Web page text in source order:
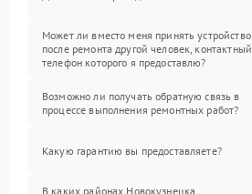
Может ли вместо меня принять устройство
после ремонта другой человек, контактный
телефон которого я предоставлю?
Возможно ли получать обратную связь в
процессе выполнения ремонтных работ?
Какую гарантию вы предоставляете?
В каких районах Новокузнецка